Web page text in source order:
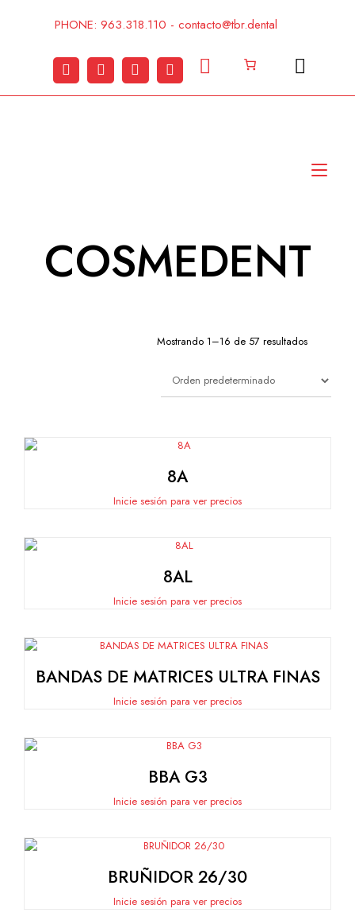
PHONE: 963.318.110 - contacto@tbr.dental
COSMEDENT
Mostrando 1–16 de 57 resultados
8A
Inicie sesión para ver precios
8AL
Inicie sesión para ver precios
BANDAS DE MATRICES ULTRA FINAS
Inicie sesión para ver precios
BBA G3
Inicie sesión para ver precios
BRUÑIDOR 26/30
Inicie sesión para ver precios